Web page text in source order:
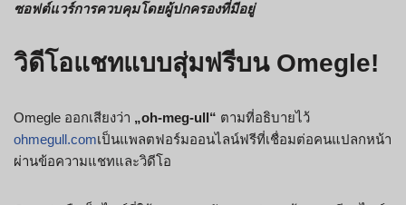
ซอฟต์แวร์การควบคุมโดยผู้ปกครองที่มีอยู่
วิดีโอแชทแบบสุ่มฟรีบน Omegle!
Omegle ออกเสียงว่า „oh-meg-ull“ ตามที่อธิบายไว้
ohmegull.comเป็นแพลตฟอร์มออนไลน์ฟรีที่เชื่อมต่อคนแปลกหน้า
ผ่านข้อความแชทและวิดีโอ